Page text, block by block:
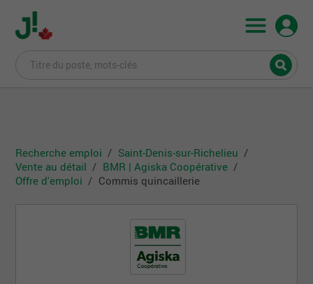
Recherche emploi
Saint-Denis-sur-Richelieu
Vente au détail
BMR | Agiska Coopérative
Offre d'emploi
Commis quincaillerie